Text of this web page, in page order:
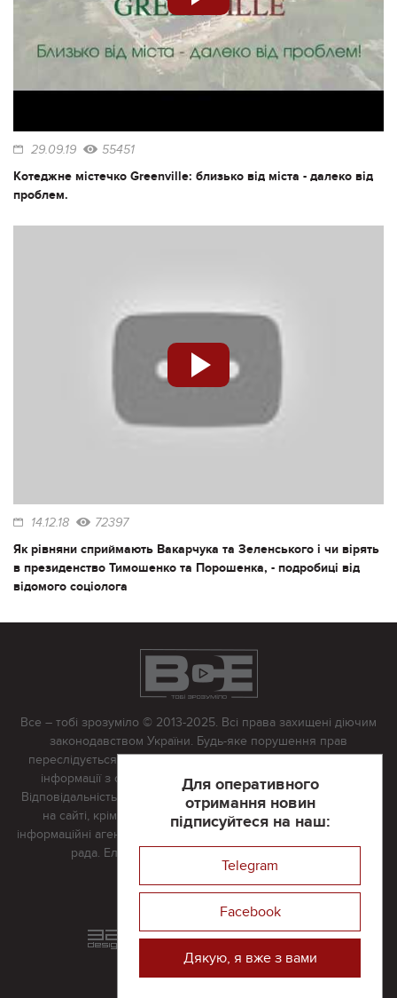
29.09.19 55451
Котеджне містечко Greenville: близько від міста - далеко від
проблем.
14.12.18 72397
Як рівняни сприймають Вакарчука та Зеленського і чи вірять
в президенство Тимошенко та Порошенка, - подробиці від
відомого соціолога
Для оперативного
отримання новин
підписуйтеся на наш:
Telegram
Facebook
Дякую, я вже з вами
Все – тобі зрозуміло © 2013-2025. Всі права захищені діючим
законодавством України. Будь-яке порушення прав
переслідується в судовому порядку. Будь-яке відтворення
інформації з сайту тільки з письмово дозволу редакції.
Відповідальність за достовірність усіх матеріалів, розміщених
на сайті, крім матеріалів, які містять посилання на інші
інформаційні агентства або інтернет-видання, несе редакційна
рада. Електронна пошта:
Реклама на сайті
Розроблений та підтримується